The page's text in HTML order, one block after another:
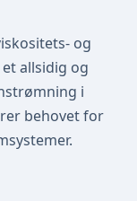
og
allsidig og
i
behovet for